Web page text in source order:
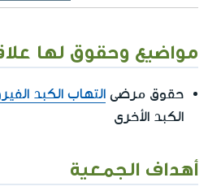
مواضيع وحقوق لها
حقوق مرضى التهاب الكبد
الكبد الأخرى
أهداف الجمعية